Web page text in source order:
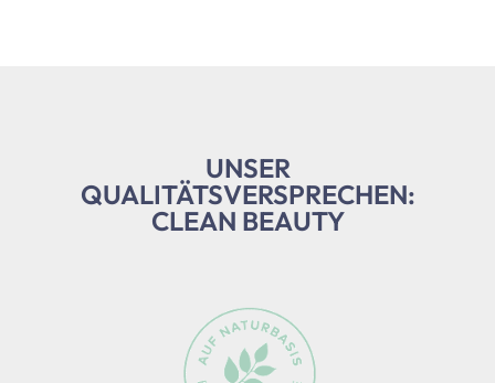
UNSER
QUALITÄTSVERSPRECHEN:
CLEAN BEAUTY